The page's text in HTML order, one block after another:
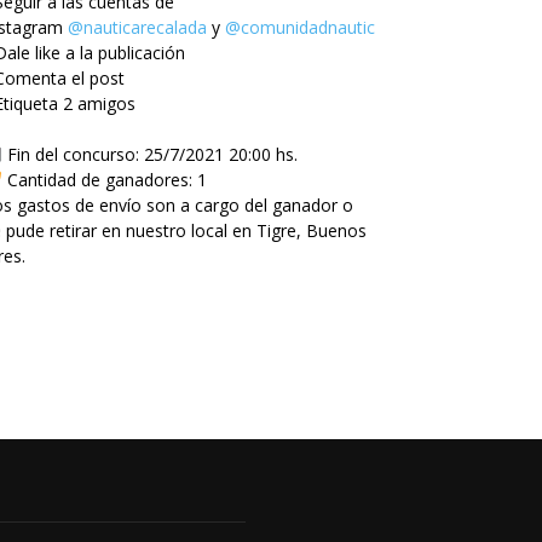
@nauticarecalada y @comunidadnautica
like a la publicación
el post
2 amigos
Fin del concurso: 25/7/2021 20:00 hs.
Cantidad de ganadores: 1
gastos de envío son a cargo del ganador o
pude retirar en nuestro local en Tigre, Buenos